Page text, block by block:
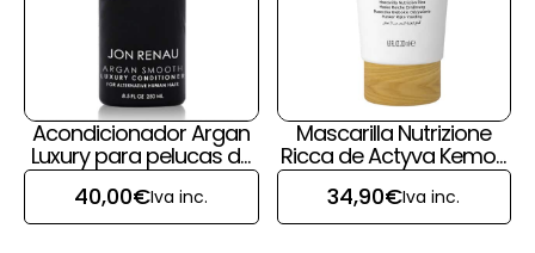
Acondicionador Argan
Luxury para pelucas de
pelo natural de Jon
Renau
40,00€Iva inc.
Mascarilla Nutrizione
Ricca de Actyva Kemon
para pelucas y prótesis
capilares
34,90€Iva inc.